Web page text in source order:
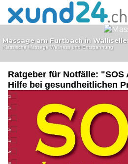
Ratgeber für Notfälle:
Hilfe bei gesundheitlichen